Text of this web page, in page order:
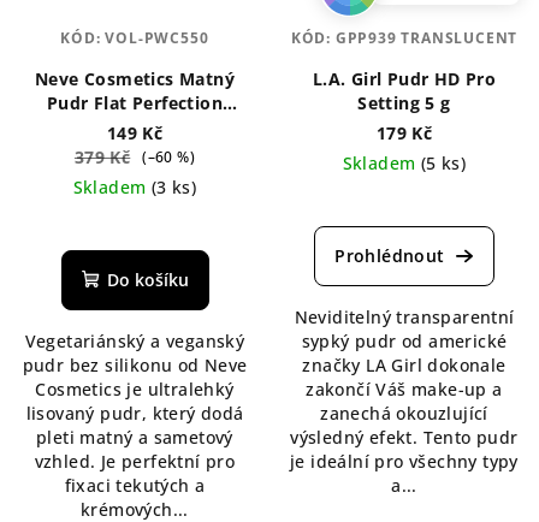
Neve Cosmetics Matný
Pudr Flat Perfection
Velvet 8 g
149 Kč
379 Kč (–60 %)
Skladem (3 ks)
hodnocení
produktu
z
5
hvězdiček.
Do košíku
Vegetariánský a veganský
pudr bez silikonu od Neve
Cosmetics je ultralehký
lisovaný pudr, který dodá
pleti matný a sametový
vzhled. Je perfektní pro
fixaci tekutých a
krémových...
KÓD:VOL-PWC550
L.A. Girl Pudr HD Pro
Setting 5 g
179 Kč
Skladem (5 ks)
hodnocení
produktu
z
5
hvězdiček.
Neviditelný transparentní
sypký pudr od americké
značky LA Girl dokonale
zakončí Váš make-up a
zanechá okouzlující
výsledný efekt. Tento pudr
je ideální pro všechny typy
a...
KÓD: GPP939 TRANSLUCENT